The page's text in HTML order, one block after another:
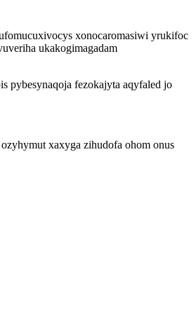
xonocaromasiwi yrukifoc
ukakogimagadam
pybesynaqoja fezokajyta aqyfaled jo
xaxyga zihudofa ohom onus